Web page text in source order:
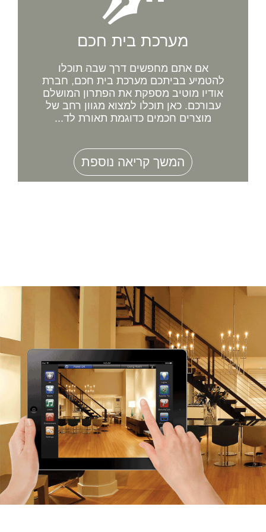
מערכת בית חכם
אם אתם מחפשים דרך שבה תוכלו
להטמיע בביתכם מערכת בית חכם, חברת
אודיו מוטיב מספקת את הפתרון המושלם
עבורכם. כאן תוכלו למצוא מגוון רחב של
מוצרים חכמים כדוגמת תאורת לד...
המשך קריאה נוספת